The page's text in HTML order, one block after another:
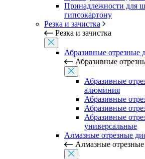
Принадлежности для
гипсокартону
Резка и зачистка
Резка и зачистка
Абразивные отрезные
Абразивные
Абразивные
алюминия
Абразивные
Абразивные
Абразивные
универсальные
Алмазные отрезные
Алмазные